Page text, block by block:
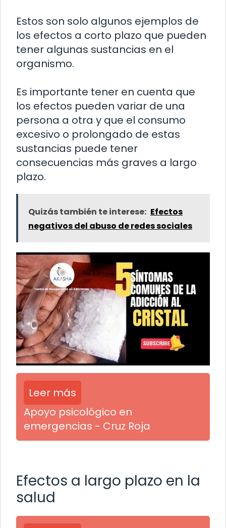
Estos son solo algunos ejemplos de
los efectos a corto plazo que pueden
tener algunas sustancias en el
organismo.
Es importante tener en cuenta que
los efectos pueden variar de una
persona a otra y que el consumo
excesivo o prolongado de estas
sustancias puede tener
consecuencias más graves a largo
plazo.
Quizás también te interese: Efectos
negativos del abuso de redes sociales
Leer más
Apoyo psicológico en
emergencias - Cruz Roja
Efectos a largo plazo en la
salud